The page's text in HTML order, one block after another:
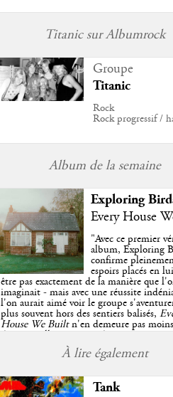
Titanic sur Albumrock
Groupe
Titanic
Rock
Rock progressif /
Album de la semaine
Exploring
Every House
"Avec ce premier
album, Exploring
confirme
espoirs placés en
être pas exactement de la manière que
imaginait - mais avec une réussite
l'on aurait aimé voir le groupe
plus souvent hors des sentiers balisés,
House We Builtn'en demeure pas
des très belles surprises de cette année,
plusieurs morceaux qui trouveront sans
une place de choix dans vos playlists
À lire également
Tank